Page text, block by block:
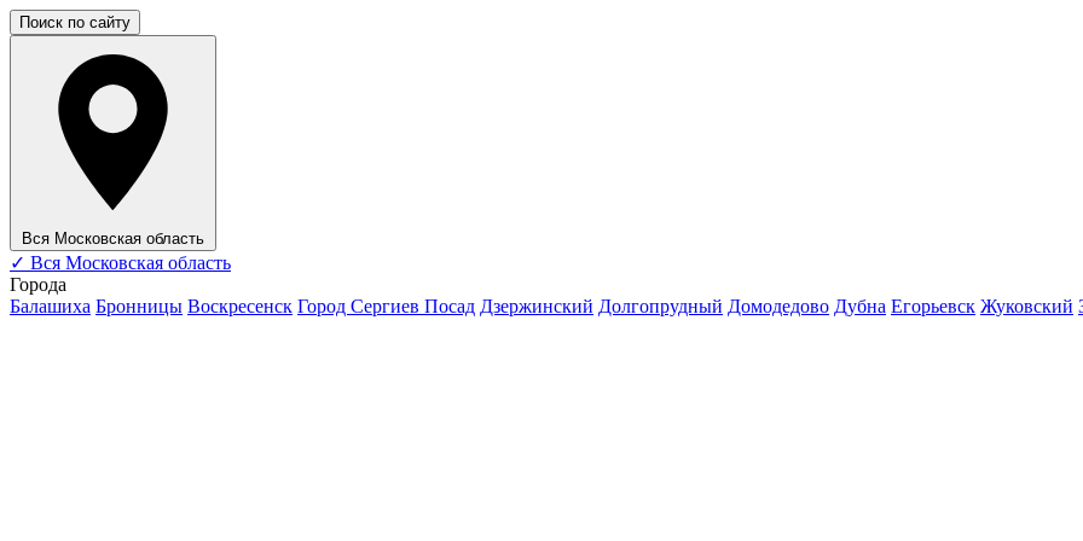
Поиск по сайту
Вся Московская область
✓ Вся Московская область
Города
Балашиха Бронницы Воскресенск Город Сергиев Посад Дзержинский Долгопрудный Домодедово Дубна Егорьевск Жуковский